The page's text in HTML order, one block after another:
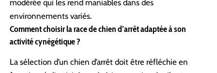
modérée qui les rend maniables dans des
environnements variés.
Comment choisir la race de chien d’arrêt adaptée à son
activité cynégétique ?
La sélection d’un chien d’arrêt doit être réfléchie en